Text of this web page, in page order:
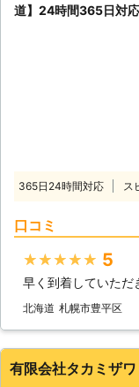
道】24時間365日対応
365日24時間対応 ス
口コミ
★★★★★ 5
早く到着していただ
北海道 札幌市豊平区
有限会社タカミザワ